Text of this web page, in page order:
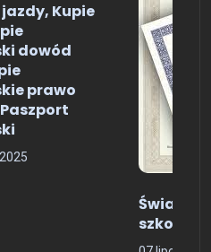
Kupie
dowód
prawo
szkoły